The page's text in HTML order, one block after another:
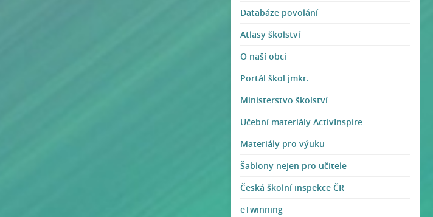
Databáze povolání
Atlasy školství
O naší obci
Portál škol jmkr.
Ministerstvo školství
Učební materiály ActivInspire
Materiály pro výuku
Šablony nejen pro učitele
Česká školní inspekce ČR
eTwinning